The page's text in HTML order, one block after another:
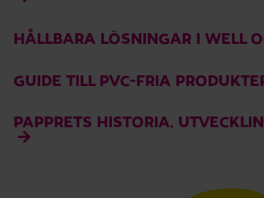
HÅLLBARA LÖSNINGAR I WELL
GUIDE TILL PVC-FRIA
PAPPRETS HISTORIA,